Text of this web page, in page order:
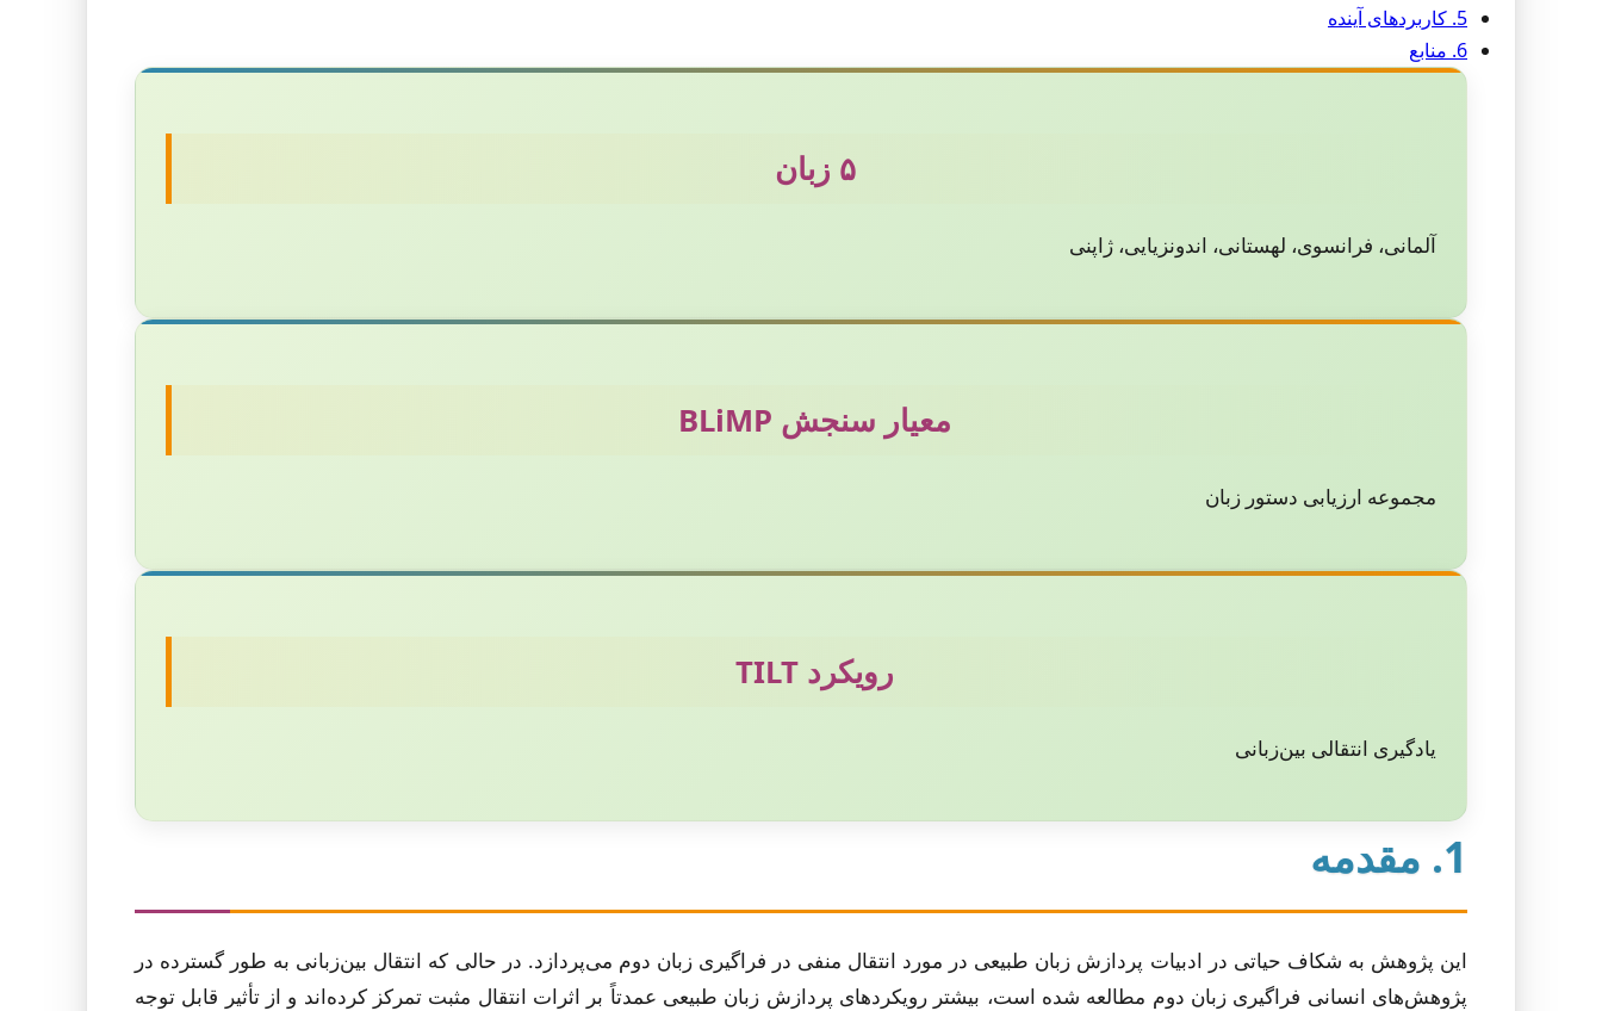
5. کاربردهای آینده
6. منابع
۵ زبان
آلمانی، فرانسوی، لهستانی، اندونزیایی، ژاپنی
معیار سنجش BLiMP
مجموعه ارزیابی دستور زبان
رویکرد TILT
یادگیری انتقالی بین‌زبانی
1. مقدمه
این پژوهش به شکاف حیاتی در ادبیات پردازش زبان طبیعی در مورد انتقال منفی در فراگیری زبان دوم می‌پردازد. در حالی که انتقال بین‌زبانی به طور گسترده در
پژوهش‌های انسانی فراگیری زبان دوم مطالعه شده است، بیشتر رویکردهای پردازش زبان طبیعی عمدتاً بر اثرات انتقال مثبت تمرکز کرده‌اند و از تأثیر قابل توجه